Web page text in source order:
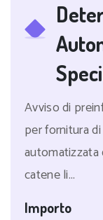
Avviso di
per fornitura
catene li...
Importo